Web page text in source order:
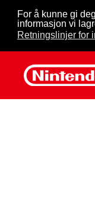
For å kunne gi
informasjon vi
Retningslinjer for
Skip to main